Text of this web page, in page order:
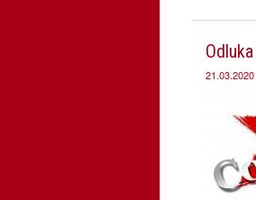
21.03.2020